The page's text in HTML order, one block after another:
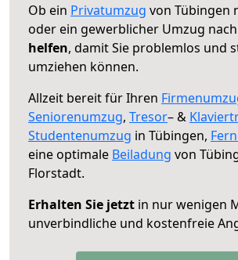
Ob ein Privatumzug von Tübingen
oder ein gewerblicher Umzug
helfen, damit Sie problemlos und
umziehen können.
Allzeit bereit für Ihren
Seniorenumzug, Tresor– &
Studentenumzug in Tübingen,
eine optimale Beiladung von
Florstadt.
Erhalten Sie jetzt in nur wenigen
unverbindliche und kostenfreie